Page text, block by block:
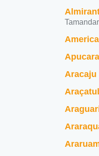
Aracaju